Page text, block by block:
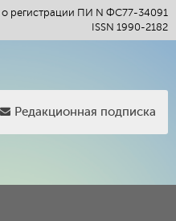
о регистрации ПИ N ФС77-34091
ISSN 1990-2182
Редакционная подписка